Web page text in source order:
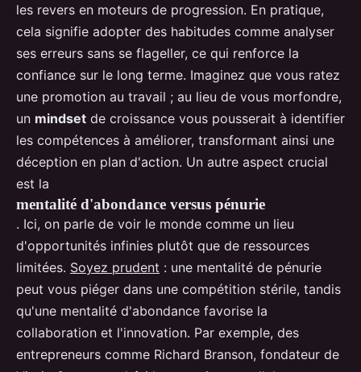
les revers en moteurs de progression. En pratique,
cela signifie adopter des habitudes comme analyser
ses erreurs sans se flageller, ce qui renforce la
confiance sur le long terme. Imaginez que vous ratez
une promotion au travail ; au lieu de vous morfondre,
un mindset de croissance vous pousserait à identifier
les compétences à améliorer, transformant ainsi une
déception en plan d'action. Un autre aspect crucial
est la
mentalité d'abondance versus pénurie
. Ici, on parle de voir le monde comme un lieu
d'opportunités infinies plutôt que de ressources
limitées. Soyez prudent : une mentalité de pénurie
peut vous piéger dans une compétition stérile, tandis
qu'une mentalité d'abondance favorise la
collaboration et l'innovation. Par exemple, des
entrepreneurs comme Richard Branson, fondateur de